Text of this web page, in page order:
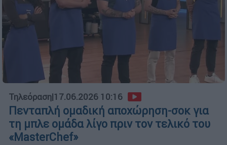
Τηλεόραση|17.06.2026 10:16
Πενταπλή ομαδική αποχώρηση-σοκ για
τη μπλε ομάδα λίγο πριν τον τελικό του
«MasterChef»